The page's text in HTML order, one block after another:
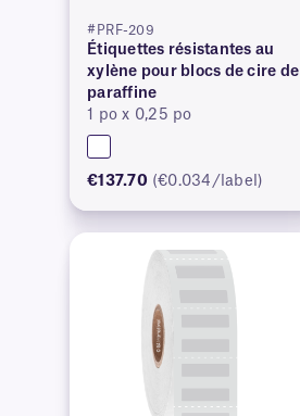
#PRF-209
Étiquettes résistantes au
xylène pour blocs de cire de
paraffine
1 po x 0,25 po
€137.70 (€0.034/label)